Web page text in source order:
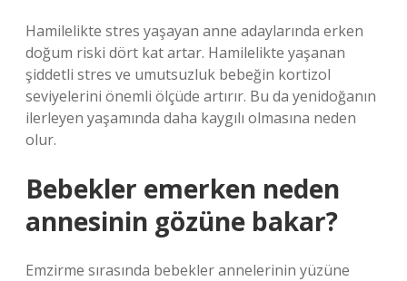
Hamilelikte stres yaşayan anne adaylarında erken
doğum riski dört kat artar. Hamilelikte yaşanan
şiddetli stres ve umutsuzluk bebeğin kortizol
seviyelerini önemli ölçüde artırır. Bu da yenidoğanın
ilerleyen yaşamında daha kaygılı olmasına neden
olur.
Bebekler emerken neden
annesinin gözüne bakar?
Emzirme sırasında bebekler annelerinin yüzüne